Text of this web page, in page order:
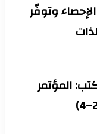
وتوفّر
المؤتمر